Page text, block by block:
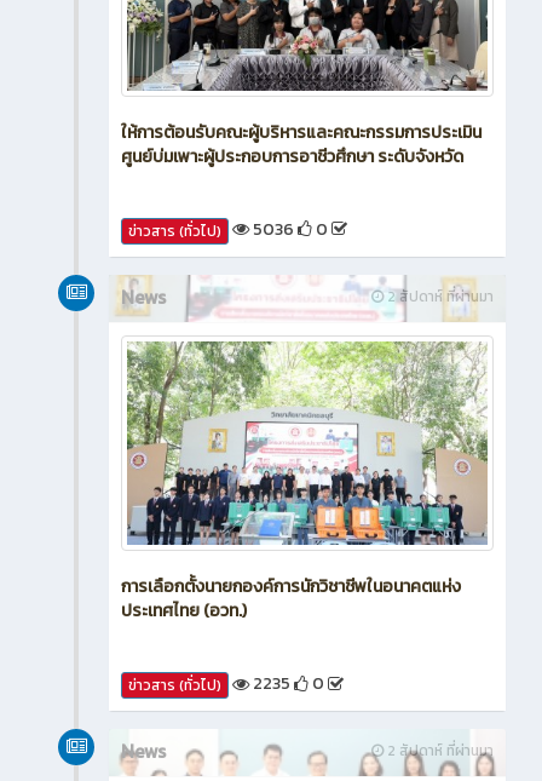
ให้การต้อนรับคณะผู้บริหารและคณะกรรมการประเมิน
ศูนย์บ่มเพาะผู้ประกอบการอาชีวศึกษา ระดับจังหวัด
ข่าวสาร (ทั่วไป) 5036 0
2 สัปดาห์ ที่ผ่านมา
News
การเลือกตั้งนายกองค์การนักวิชาชีพในอนาคตแห่ง
ประเทศไทย (อวท.)
ข่าวสาร (ทั่วไป) 2235 0
2 สัปดาห์ ที่ผ่านมา
News